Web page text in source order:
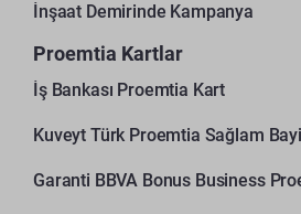
İnşaat Demirinde Kampanya
Proemtia Kartlar
İş Bankası Proemtia Kart
Kuveyt Türk Proemtia Sağlam
Garanti BBVA Bonus Business